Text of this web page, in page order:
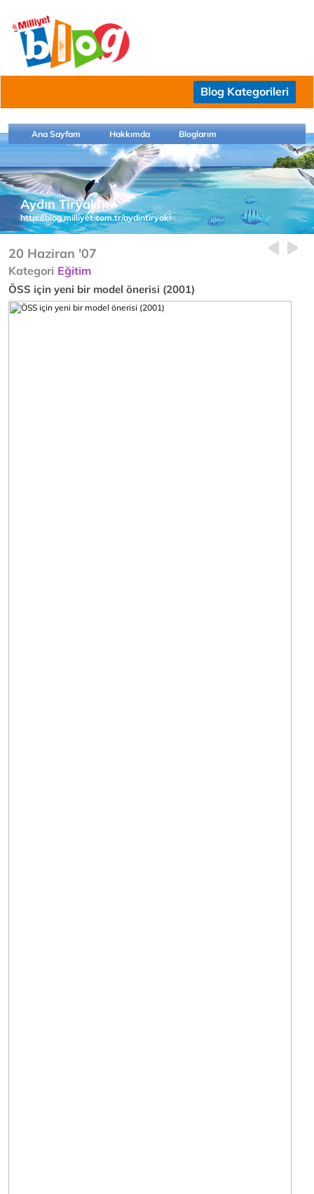
Blog Kategorileri
Ana Sayfam Hakkımda Bloglarım
Aydın Tiryaki
http://blog.milliyet.com.tr/aydintiryaki
20 Haziran '07
Kategori Eğitim
ÖSS için yeni bir model önerisi (2001)